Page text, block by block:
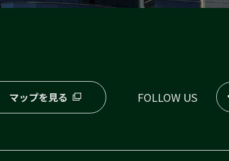
マップを見る FOLLOW US